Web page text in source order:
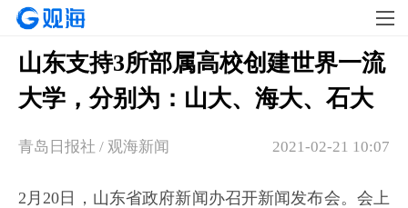
山东支持3所部属高校创建世界一流
大学，分别为：山大、海大、石大
2021-02-21 10:07
青岛日报社 / 观海新闻
2月20日，山东省政府新闻办召开新闻发布会。会上